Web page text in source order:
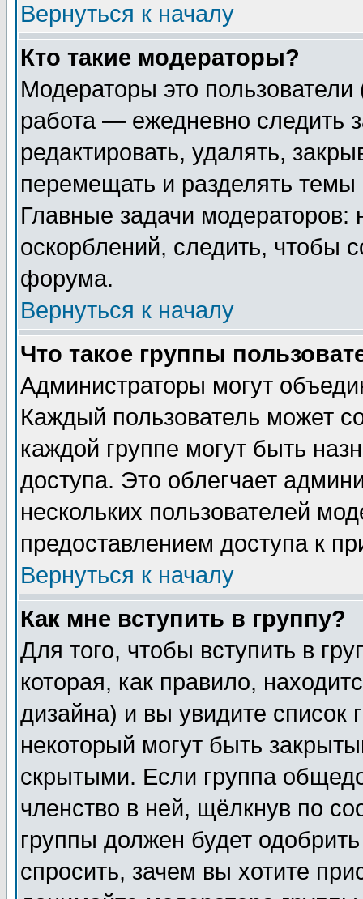
Вернуться к началу
Кто такие модераторы?
Модераторы это
работа — ежедневно следить
редактировать, удалять,
перемещать и разделять
Главные задачи
оскорблений, следить, чтобы
форума.
Вернуться к началу
Что такое группы
Администраторы могут
Каждый пользователь может
каждой группе могут быть
доступа. Это облегчает
нескольких пользователей
предоставлением доступа к
Вернуться к началу
Как мне вступить в группу?
Для того, чтобы вступить в
которая, как правило,
дизайна) и вы увидите список
некоторый могут быть
скрытыми. Если группа
членство в ней, щёлкнув по
группы должен будет
спросить, зачем вы хотите